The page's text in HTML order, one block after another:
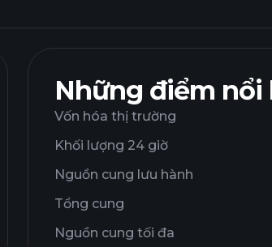
Những điểm nổi
Vốn hóa thị trường
Khối lượng 24 giờ
Nguồn cung lưu hành
Tổng cung
Nguồn cung tối đa